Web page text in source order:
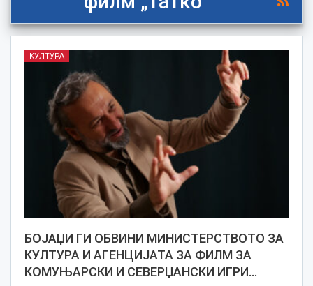
КУЛТУРА
БОЈАЏИ ГИ ОБВИНИ МИНИСТЕРСТВОТО ЗА
КУЛТУРА И АГЕНЦИЈАТА ЗА ФИЛМ ЗА
КОМУЊАРСКИ И СЕВЕРЏАНСКИ ИГРИ…